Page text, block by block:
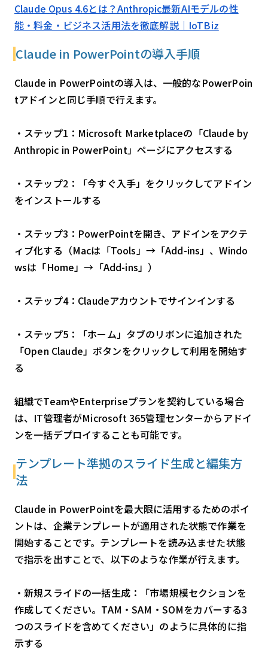
Claude Opus 4.6とは？Anthropic最新AIモデルの性
能・料金・ビジネス活用法を徹底解説｜IoTBiz
Claude in PowerPointの導入手順
Claude in PowerPointの導入は、一般的なPowerPoin
tアドインと同じ手順で行えます。
・ステップ1：Microsoft Marketplaceの「Claude by
Anthropic in PowerPoint」ページにアクセスする
・ステップ2：「今すぐ入手」をクリックしてアドイン
をインストールする
・ステップ3：PowerPointを開き、アドインをアクテ
ィブ化する（Macは「Tools」→「Add-ins」、Windo
wsは「Home」→「Add-ins」）
・ステップ4：Claudeアカウントでサインインする
・ステップ5：「ホーム」タブのリボンに追加された
「Open Claude」ボタンをクリックして利用を開始す
る
組織でTeamやEnterpriseプランを契約している場合
は、IT管理者がMicrosoft 365管理センターからアドイ
ンを一括デプロイすることも可能です。
テンプレート準拠のスライド生成と編集方
法
Claude in PowerPointを最大限に活用するためのポイ
ントは、企業テンプレートが適用された状態で作業を
開始することです。テンプレートを読み込ませた状態
で指示を出すことで、以下のような作業が行えます。
・新規スライドの一括生成：「市場規模セクションを
作成してください。TAM・SAM・SOMをカバーする3
つのスライドを含めてください」のように具体的に指
示する